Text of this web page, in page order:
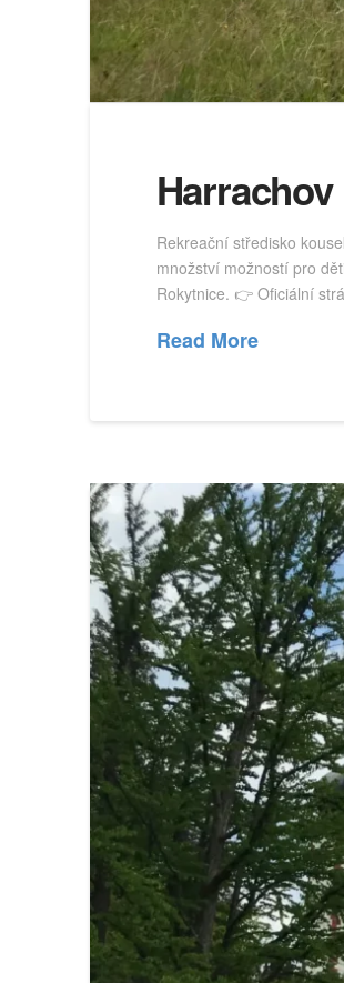
Rekreační středisko
množství možností pro
Rokytnice. 👉 Oficiální
Read More